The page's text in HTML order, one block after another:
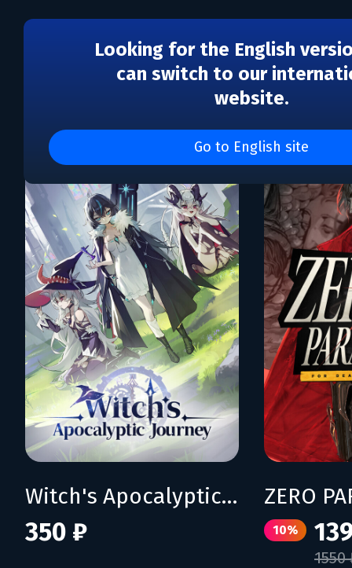
Looking for the English
can switch to our
website.
Go to English site
Каталог игр Rose City
Witch's Apocalyptic Journey
350 ₽ 10%
1550